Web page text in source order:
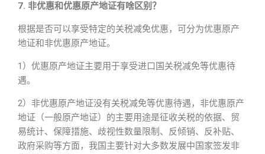
7. 非优惠和优惠原产地证有啥区别？
根据是否可以享受特定的关税减免优惠，可分为优惠原产
地证和非优惠原产地证。
1）优惠原产地证主要用于享受进口国关税减免等优惠待
遇。
2）非优惠原产地证没有关税减免等优惠待遇，非优惠原产
地证（一般原产地证）的主要用途是征收关税的依据、贸
易统计、保障措施、歧视性数量限制、反倾销、反补贴、
政府采购等方面，我国主要针对大多数发展中国家签发非